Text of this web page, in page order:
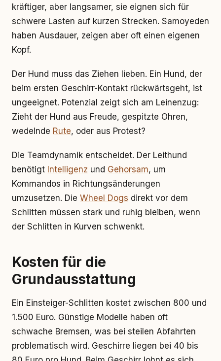
kräftiger, aber langsamer, sie eignen sich für
schwere Lasten auf kurzen Strecken. Samoyeden
haben Ausdauer, zeigen aber oft einen eigenen
Kopf.
Der Hund muss das Ziehen lieben. Ein Hund, der
beim ersten Geschirr-Kontakt rückwärtsgeht, ist
ungeeignet. Potenzial zeigt sich am Leinenzug:
Zieht der Hund aus Freude, gespitzte Ohren,
wedelnde Rute, oder aus Protest?
Die Teamdynamik entscheidet. Der Leithund
benötigt Intelligenz und Gehorsam, um
Kommandos in Richtungsänderungen
umzusetzen. Die Wheel Dogs direkt vor dem
Schlitten müssen stark und ruhig bleiben, wenn
der Schlitten in Kurven schwenkt.
Kosten für die
Grundausstattung
Ein Einsteiger-Schlitten kostet zwischen 800 und
1.500 Euro. Günstige Modelle haben oft
schwache Bremsen, was bei steilen Abfahrten
problematisch wird. Geschirre liegen bei 40 bis